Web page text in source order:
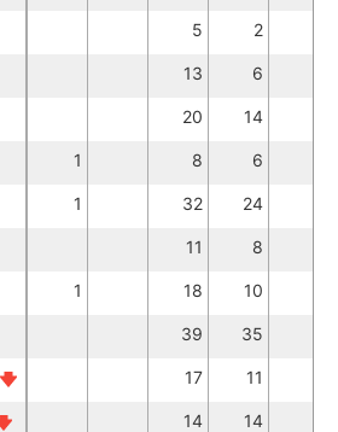
5 2
13 6
20 14
1 8 6
1 32 24
11 8
1 18 10
39 35
17 11
14 14